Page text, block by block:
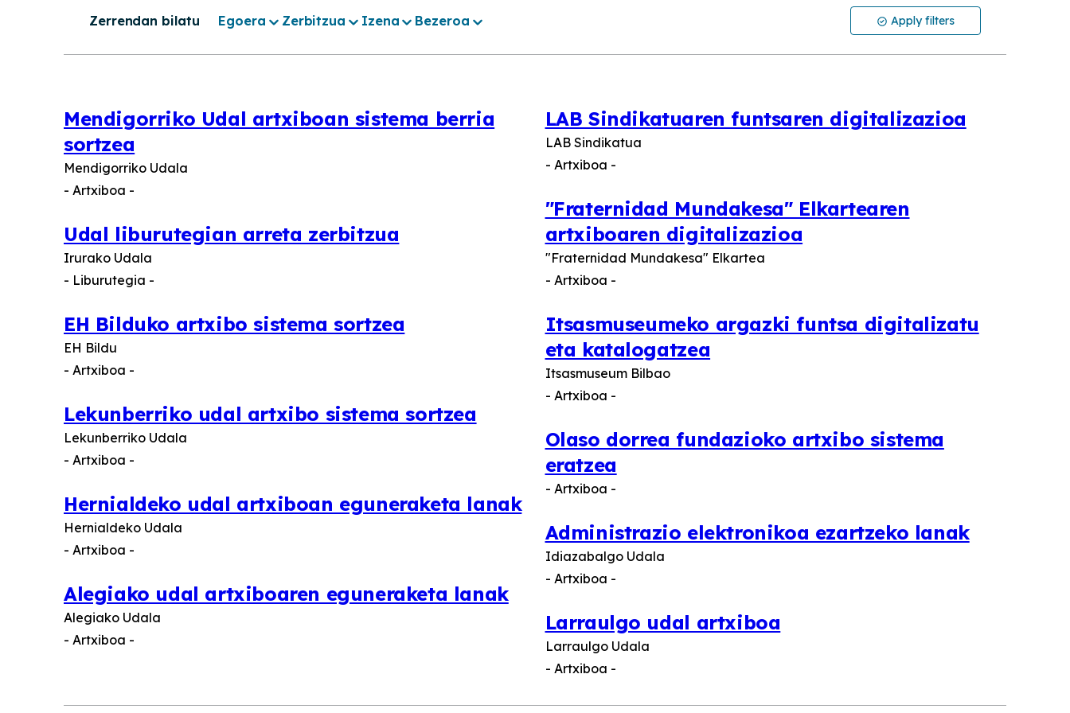
Zerrendan bilatu Egoera Zerbitzua Izena Bezeroa Apply filters
Mendigorriko Udal artxiboan sistema berria
sortzea
Mendigorriko Udala
- Artxiboa -
Udal liburutegian arreta zerbitzua
Irurako Udala
- Liburutegia -
EH Bilduko artxibo sistema sortzea
EH Bildu
- Artxiboa -
Lekunberriko udal artxibo sistema sortzea
Lekunberriko Udala
- Artxiboa -
Hernialdeko udal artxiboan eguneraketa lanak
Hernialdeko Udala
- Artxiboa -
Alegiako udal artxiboaren eguneraketa lanak
Alegiako Udala
- Artxiboa -
LAB Sindikatuaren funtsaren digitalizazioa
LAB Sindikatua
- Artxiboa -
"Fraternidad Mundakesa" Elkartearen
artxiboaren digitalizazioa
"Fraternidad Mundakesa" Elkartea
- Artxiboa -
Itsasmuseumeko argazki funtsa digitalizatu
eta katalogatzea
Itsasmuseum Bilbao
- Artxiboa -
Olaso dorrea fundazioko artxibo sistema
eratzea
- Artxiboa -
Administrazio elektronikoa ezartzeko lanak
Idiazabalgo Udala
- Artxiboa -
Larraulgo udal artxiboa
Larraulgo Udala
- Artxiboa -